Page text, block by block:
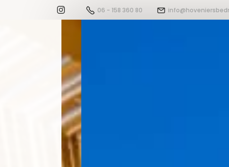
06 - 158 360 80